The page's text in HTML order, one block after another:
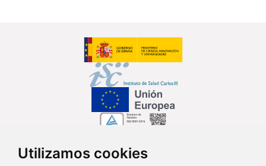
Utilizamos cookies
Síguenos en...